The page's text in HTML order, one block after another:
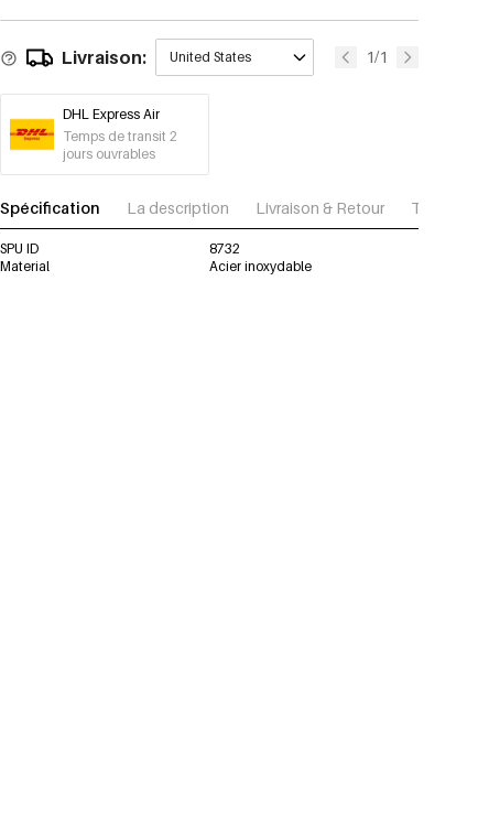
Livraison: United States 1/1
DHL Express Air
Temps de transit 2
jours ouvrables
Spécification La description Livraison & Retour
SPU ID
8732
Material
Acier inoxydable